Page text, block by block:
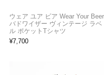
ウェア ユア ビア Wear Your Beer
バドワイザー ヴィンテージ ラベ
ル ポケットTシャツ
¥7,700